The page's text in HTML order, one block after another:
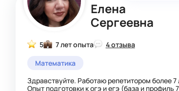
Елена
Сергеевна
5 7 лет опыта
4 отзыва
Математика
Здравствуйте. Работаю репетитором более 7
Опыт подготовки к огэ и егэ (база и профиль